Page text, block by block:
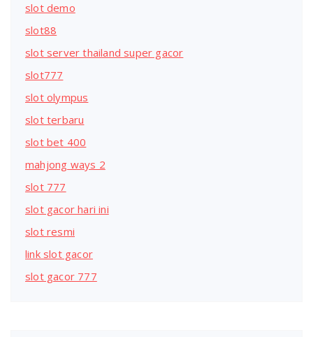
slot demo
slot88
slot server thailand super gacor
slot777
slot olympus
slot terbaru
slot bet 400
mahjong ways 2
slot 777
slot gacor hari ini
slot resmi
link slot gacor
slot gacor 777